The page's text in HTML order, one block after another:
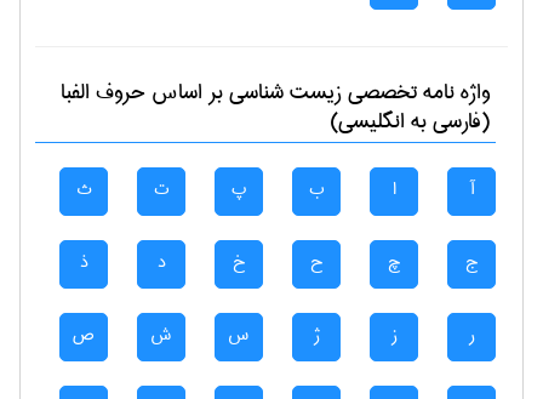
واژه نامه تخصصیزيست شناسیبر اساس حروف الفبا
(فارسی به انگلیسی)
آ ا ب پ ت ث
ج چ ح خ د ذ
ر ز ژ س ش ص